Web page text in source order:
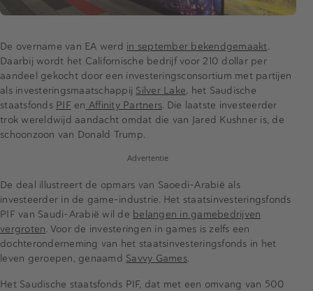
De overname van EA werd in september bekendgemaakt
Daarbij wordt het Californische bedrijf voor 210 dollar per
aandeel gekocht door een investeringsconsortium met partijen
als investeringsmaatschappij Silver Lake , het Saudische
staatsfonds PIFen Affinity Partners . Die laatste investeerder
trok wereldwijd aandacht omdat die van Jared Kushner is, de
schoonzoon van Donald Trump.
Advertentie
De deal illustreert de opmars van Saoedi-Arabië als
investeerder in de game-industrie. Het staatsinvesteringsfonds
PIF van Saudi-Arabië wil de belangen in gamebedrijven
vergroten . Voor de investeringen in games is zelfs een
dochteronderneming van het staatsinvesteringsfonds in het
leven geroepen, genaamd Savvy Games.
Het Saudische staatsfonds PIF, dat met een omvang van 500